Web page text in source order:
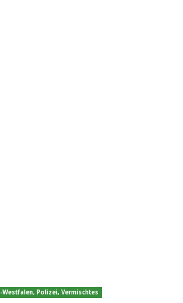
Westfalen, Polizei, Vermischtes